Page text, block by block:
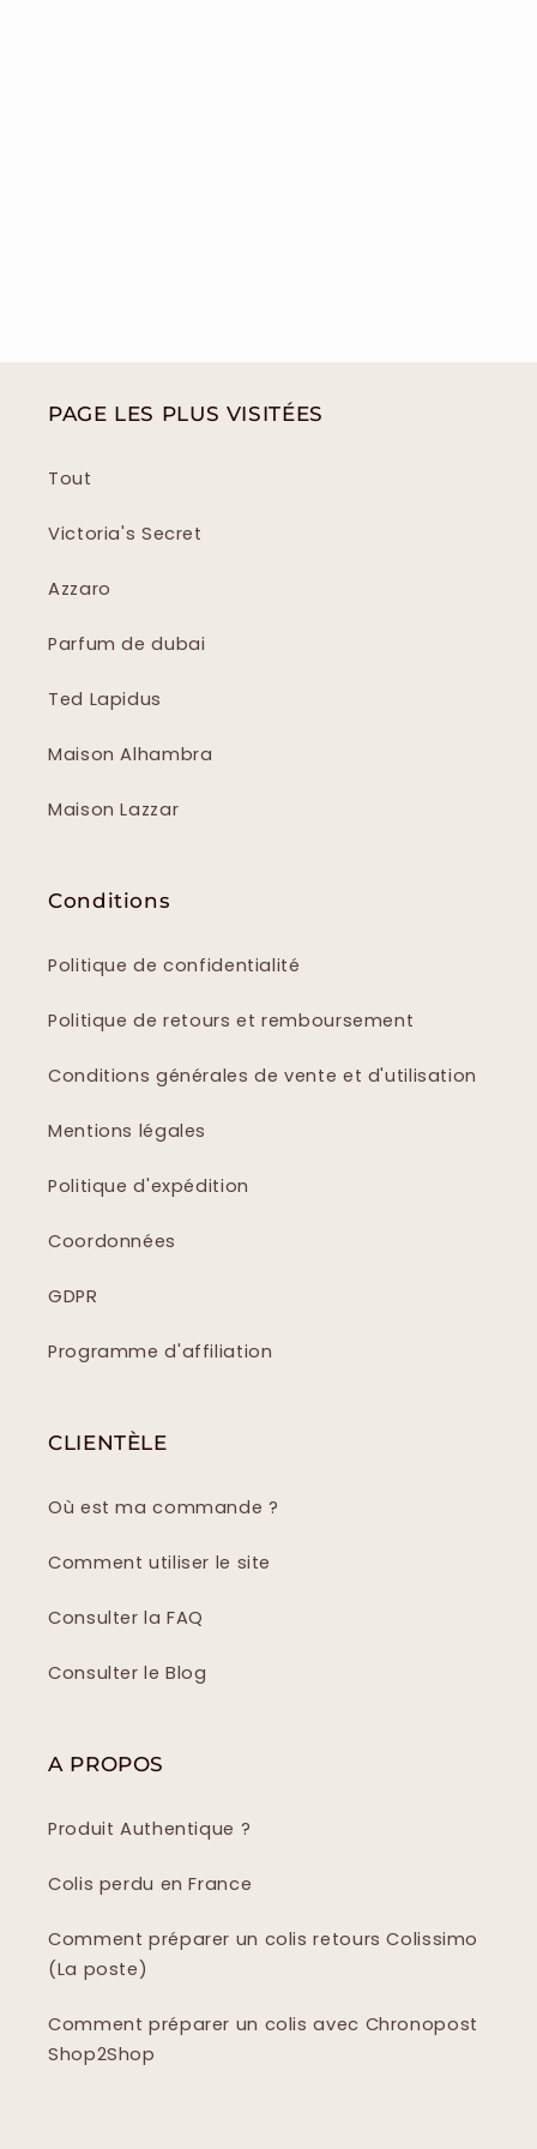
PAGE LES PLUS VISITÉES
Tout
Victoria's Secret
Azzaro
Parfum de dubai
Ted Lapidus
Maison Alhambra
Maison Lazzar
Conditions
Politique de confidentialité
Politique de retours et remboursement
Conditions générales de vente et d'utilisation
Mentions légales
Politique d'expédition
Coordonnées
GDPR
Programme d'affiliation
CLIENTÈLE
Où est ma commande ?
Comment utiliser le site
Consulter la FAQ
Consulter le Blog
A PROPOS
Produit Authentique ?
Colis perdu en France
Comment préparer un colis retours Colissimo
(La poste)
Comment préparer un colis avec Chronopost
Shop2Shop